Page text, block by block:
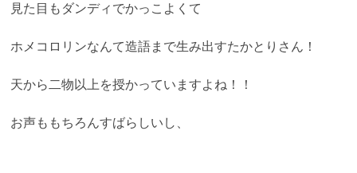
見た目もダンディでかっこよくて
ホメコロリンなんて造語まで生み出すたかとりさん！
天から二物以上を授かっていますよね！！
お声ももちろんすばらしいし、